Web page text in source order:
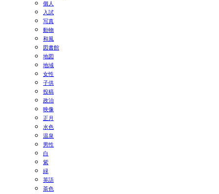
個人
入試
写真
動物
和風
図書館
地図
地域
女性
子供
投稿
政治
映像
正月
水色
温泉
男性
白
紫
緑
英語
茶色